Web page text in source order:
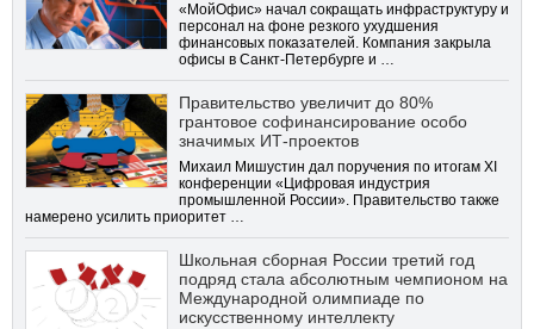
«МойОфис» начал сокращать инфраструктуру и
персонал на фоне резкого ухудшения
финансовых показателей. Компания закрыла
офисы в Санкт-Петербурге и …
Правительство увеличит до 80%
грантовое софинансирование особо
значимых ИТ-проектов
Михаил Мишустин дал поручения по итогам XI
конференции «Цифровая индустрия
промышленной России». Правительство также
намерено усилить приоритет …
Школьная сборная России третий год
подряд стала абсолютным чемпионом на
Международной олимпиаде по
искусственному интеллекту